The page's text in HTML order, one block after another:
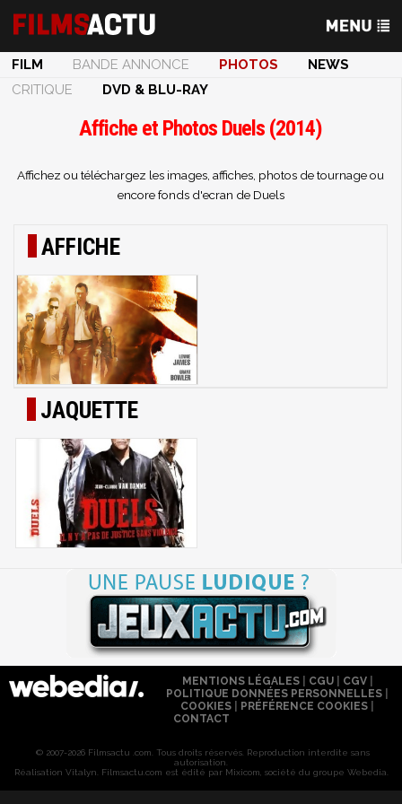
FILM BANDE ANNONCE PHOTOS
NEWS
CRITIQUE
DVD & BLU-RAY
Affiche et Photos Duels (2014)
Affichez ou téléchargez les images, affiches, photos de tournage ou
encore fonds d'ecran de Duels
AFFICHE
JAQUETTE
MENTIONS LÉGALES| CGU| CGV|
POLITIQUE DONNÉES PERSONNELLES
COOKIES
PRÉFÉRENCE COOKIES
CONTACT
© 2007-2026 Filmsactu .com. Tous droits réservés. Reproduction interdite sans
autorisation.
Réalisation Vitalyn . Filmsactu .com est édité par Mixicom, société du groupe Webedia.